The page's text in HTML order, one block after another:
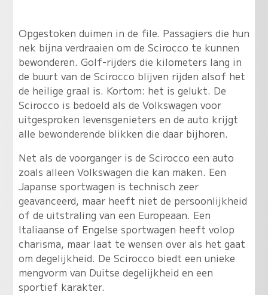
Opgestoken duimen in de file. Passagiers die hun
nek bijna verdraaien om de Scirocco te kunnen
bewonderen. Golf-rijders die kilometers lang in
de buurt van de Scirocco blijven rijden alsof het
de heilige graal is. Kortom: het is gelukt. De
Scirocco is bedoeld als de Volkswagen voor
uitgesproken levensgenieters en de auto krijgt
alle bewonderende blikken die daar bijhoren.
Net als de voorganger is de Scirocco een auto
zoals alleen Volkswagen die kan maken. Een
Japanse sportwagen is technisch zeer
geavanceerd, maar heeft niet de persoonlijkheid
of de uitstraling van een Europeaan. Een
Italiaanse of Engelse sportwagen heeft volop
charisma, maar laat te wensen over als het gaat
om degelijkheid. De Scirocco biedt een unieke
mengvorm van Duitse degelijkheid en een
sportief karakter.